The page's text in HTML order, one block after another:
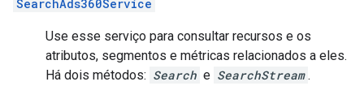
SearchAds360Service
Use esse serviço para consultar recursos e os
atributos, segmentos e métricas relacionados a eles.
Há dois métodos: Search e SearchStream .